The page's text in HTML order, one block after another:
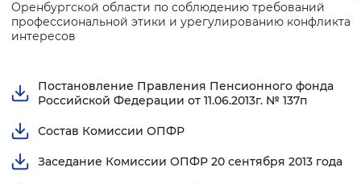
Включены Выключены
Воспроизвести Остановить
Вернуть стандартные настройки
Оренбургской области по соблюдению требований
профессиональной этики и урегулированию конфликта
интересов
Постановление Правления Пенсионного фонда
Российской Федерации от 11.06.2013г. № 137п
Состав Комиссии ОПФР
Заседание Комиссии ОПФР 20 сентября 2013 года